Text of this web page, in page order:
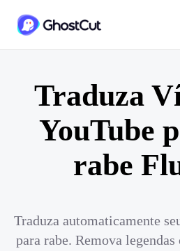
Traduza
YouTube
rabe
Traduza automaticamente
para rabe. Remova